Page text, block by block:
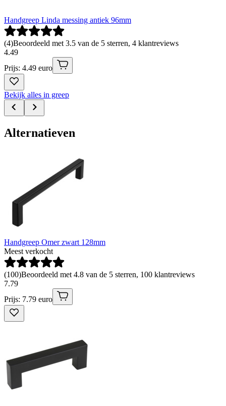
Handgreep Linda messing antiek 96mm
(4)Beoordeeld met 3.5 van de 5 sterren, 4 klantreviews
4.49
Prijs: 4.49 euro
Bekijk alles in greep
Alternatieven
Handgreep Omer zwart 128mm
Meest verkocht
(100)Beoordeeld met 4.8 van de 5 sterren, 100 klantreviews
7.79
Prijs: 7.79 euro